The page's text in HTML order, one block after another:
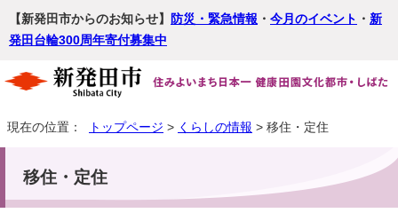
【新発田市からのお知らせ】 防災・緊急情報 ・ 今月のイベント ・ 新
発田台輪300周年寄付募集中
現在の位置： トップページ > くらしの情報 > 移住・定住
移住・定住